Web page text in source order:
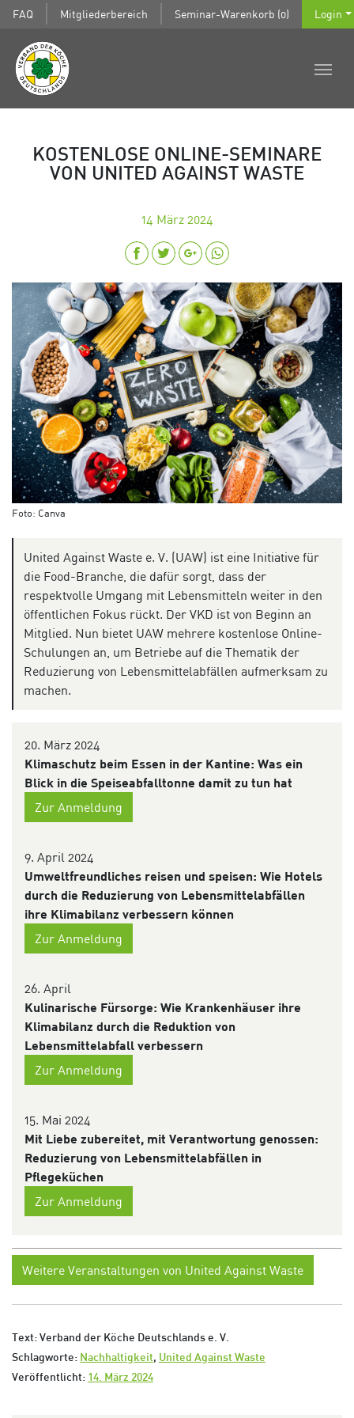
FAQ Mitgliederbereich Seminar-Warenkorb (0) Login
KOSTENLOSE ONLINE-SEMINARE
VON UNITED AGAINST WASTE
14 März 2024
Foto: Canva
United Against Waste e. V. (UAW) ist eine Initiative für
die Food-Branche, die dafür sorgt, dass der
respektvolle Umgang mit Lebensmitteln weiter in den
öffentlichen Fokus rückt. Der VKD ist von Beginn an
Mitglied. Nun bietet UAW mehrere kostenlose Online-
Schulungen an, um Betriebe auf die Thematik der
Reduzierung von Lebensmittelabfällen aufmerksam zu
machen.
20. März 2024
Klimaschutz beim Essen in der Kantine: Was ein
Blick in die Speiseabfalltonne damit zu tun hat
Zur Anmeldung
9. April 2024
Umweltfreundliches reisen und speisen: Wie Hotels
durch die Reduzierung von Lebensmittelabfällen
ihre Klimabilanz verbessern können
Zur Anmeldung
26. April
Kulinarische Fürsorge: Wie Krankenhäuser ihre
Klimabilanz durch die Reduktion von
Lebensmittelabfall verbessern
Zur Anmeldung
15. Mai 2024
Mit Liebe zubereitet, mit Verantwortung genossen:
Reduzierung von Lebensmittelabfällen in
Pflegeküchen
Zur Anmeldung
Weitere Veranstaltungen von United Against Waste
Text: Verband der Köche Deutschlands e. V.
Schlagworte: Nachhaltigkeit, United Against Waste
Veröffentlicht: 14. März 2024